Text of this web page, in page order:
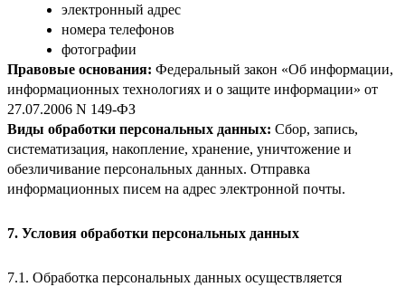
электронный адрес
номера телефонов
фотографии
Правовые основания: Федеральный закон «Об информации,
информационных технологиях и о защите информации» от
27.07.2006 N 149-ФЗ
Виды обработки персональных данных: Сбор, запись,
систематизация, накопление, хранение, уничтожение и
обезличивание персональных данных. Отправка
информационных писем на адрес электронной почты.
7. Условия обработки персональных данных
7.1. Обработка персональных данных осуществляется